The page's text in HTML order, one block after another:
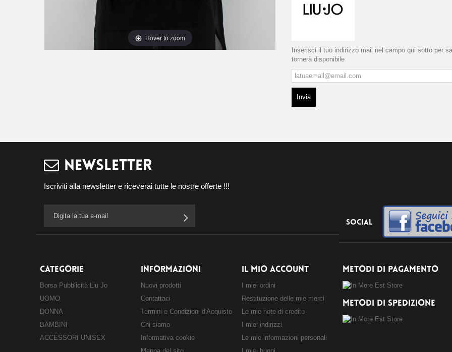
Hover to zoom
Inserisci il tuo indirizzo mail nel campo qui sotto per
tornerà disponibile
Invia
NEWSLETTER
Iscriviti alla newsletter e riceverai tutte le nostre offerte !!!
Social
CATEGORIE
Borsa Pubblicità Liu Jo
UOMO
DONNA
BAMBINI
ACCESSORI UNISEX
INFORMAZIONI
Nuovi prodotti
Contattaci
Termini e Condizioni d'Acquisto
Chi siamo
Informativa cookie
IL MIO ACCOUNT
I miei ordini
Restituzione delle mie merci
Le mie note di credito
I miei indirizzi
Le mie informazioni personali
METODI DI PAGAMENTO
METODI DI SPEDIZIONE